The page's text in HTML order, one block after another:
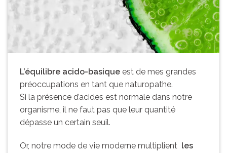
L’équilibre acido-basique est de mes grandes
préoccupations en tant que naturopathe.
Si la présence d’acides est normale dans notre
organisme, il ne faut pas que leur quantité
dépasse un certain seuil.
Or, notre mode de vie moderne multiplient les